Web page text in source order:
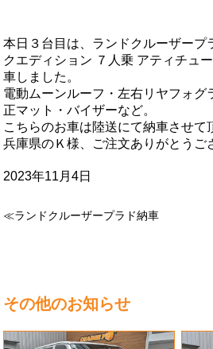
本日３台目は、ランドクルーザープ
クエディション ７人乗 アティチュ
車しました。
電動ムーンルーフ・左右リヤフォグ
正マット・バイザーなど。
こちらのお車は陸送にて納車させて
兵庫県のＫ様、ご注文ありがとうご
2023年11月4日
≪ランドクルーザープラド納車
その他のお知らせ